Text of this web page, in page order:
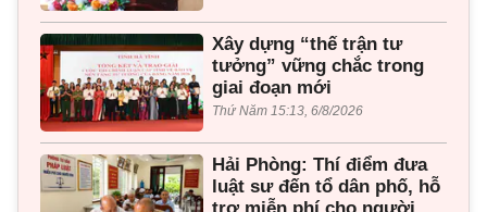
Xây dựng “thế trận tư
tưởng” vững chắc trong
giai đoạn mới
Thứ Năm 15:13, 6/8/2026
Hải Phòng: Thí điểm đưa
luật sư đến tổ dân phố, hỗ
trợ miễn phí cho người